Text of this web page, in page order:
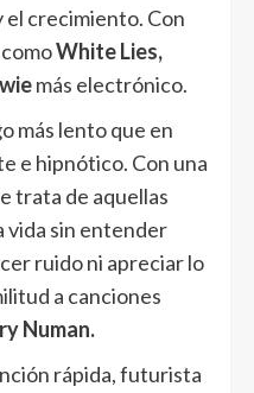
el crecimiento. Con
White Lies,
más electrónico.
más lento que en
e hipnótico. Con una
trata de aquellas
vida sin entender
ruido ni apreciar lo
a canciones
Numan.
rápida, futurista